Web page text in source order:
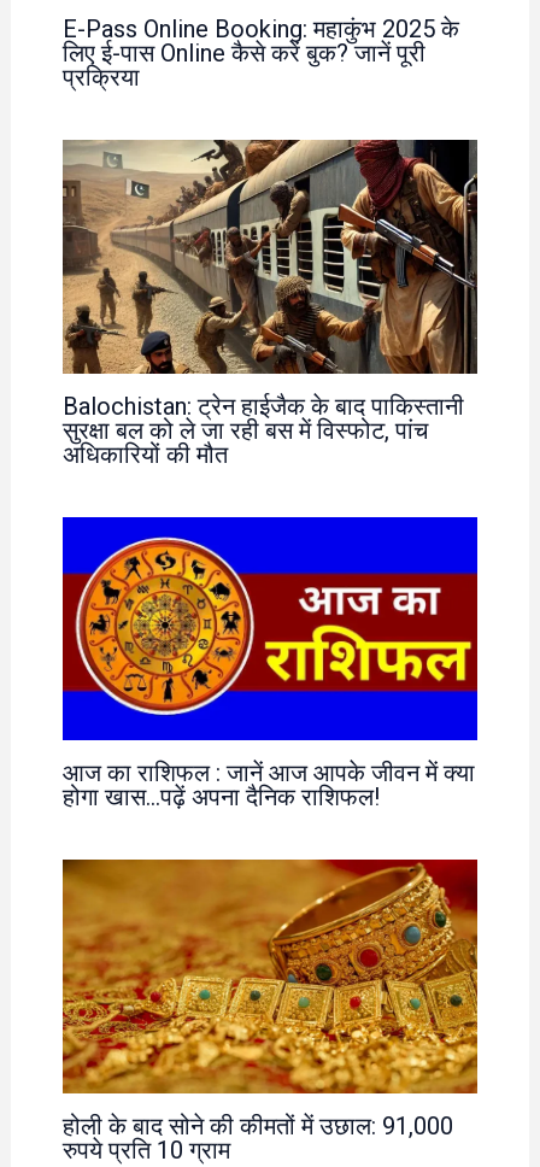
E-Pass Online Booking: महाकुंभ 2025 के
लिए ई-पास Online कैसे करें बुक? जानें पूरी
प्रक्रिया
Balochistan: ट्रेन हाईजैक के बाद पाकिस्तानी
सुरक्षा बल को ले जा रही बस में विस्फोट, पांच
अधिकारियों की मौत
आज का राशिफल : जानें आज आपके जीवन में क्या
होगा खास…पढ़ें अपना दैनिक राशिफल!
होली के बाद सोने की कीमतों में उछाल: 91,000
रुपये प्रति 10 ग्राम